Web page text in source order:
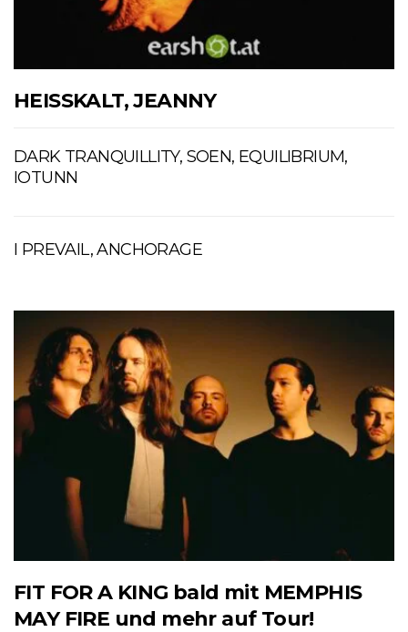
HEISSKALT, JEANNY
DARK TRANQUILLITY, SOEN, EQUILIBRIUM,
IOTUNN
I PREVAIL, ANCHORAGE
FIT FOR A KING bald mit MEMPHIS
MAY FIRE und mehr auf Tour!